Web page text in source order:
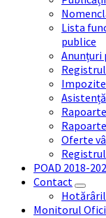
Lista
publice
Anunțuri
Oferte
POAD 2018-
Contact
Monitorul